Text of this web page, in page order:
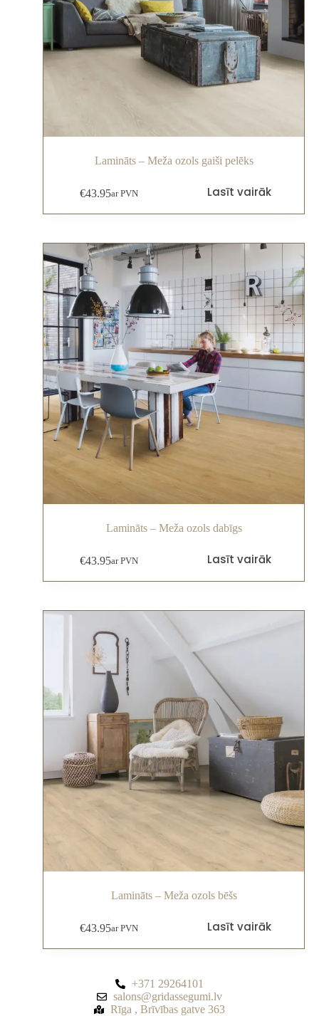
Lamināts – Meža ozols gaiši pelēks
€43.95ar PVN Lasīt vairāk
Lamināts – Meža ozols dabīgs
€43.95ar PVN Lasīt vairāk
Lamināts – Meža ozols bēšs
€43.95ar PVN Lasīt vairāk
+371 29264101
salons@gridassegumi.lv
Rīga , Brīvības gatve 363